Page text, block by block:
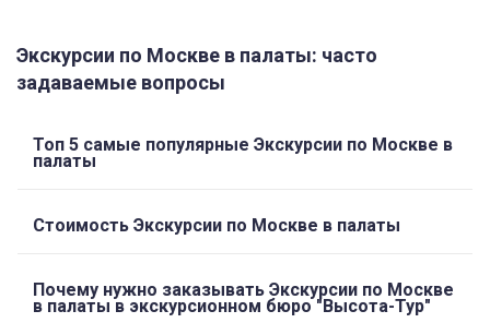
Экскурсии по Москве в палаты: часто
задаваемые вопросы
Топ 5 самые популярные Экскурсии по Москве в
палаты
Стоимость Экскурсии по Москве в палаты
Почему нужно заказывать Экскурсии по Москве
в палаты в экскурсионном бюро "Высота-Тур"